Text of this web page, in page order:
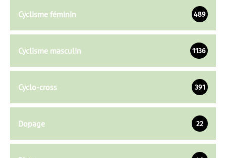
Cyclisme féminin 489
Cyclisme masculin 1136
Cyclo-cross 391
Dopage 22